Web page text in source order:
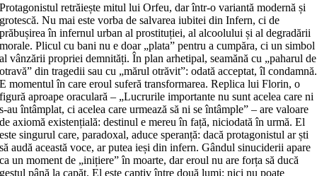
Protagonistul retrăiește mitul lui Orfeu, dar într-o variantă modernă și
grotescă. Nu mai este vorba de salvarea iubitei din Infern, ci de
prăbușirea în infernul urban al prostituției, al alcoolului și al degradării
morale. Plicul cu bani nu e doar „plata” pentru a cumpăra, ci un simbol
al vânzării propriei demnități. În plan arhetipal, seamănă cu „paharul de
otravă” din tragedii sau cu „mărul otrăvit”: odată acceptat, îl condamnă.
E momentul în care eroul suferă transformarea. Replica lui Florin, o
figură aproape oraculară – „Lucrurile importante nu sunt acelea care ni
s-au întâmplat, ci acelea care urmează să ni se întâmple” – are valoare
de axiomă existențială: destinul e mereu în față, niciodată în urmă. El
este singurul care, paradoxal, aduce speranță: dacă protagonistul ar ști
să audă această voce, ar putea ieși din infern. Gândul sinuciderii apare
ca un moment de „inițiere” în moarte, dar eroul nu are forța să ducă
gestul până la capăt. El este captiv între două lumi: nici nu poate